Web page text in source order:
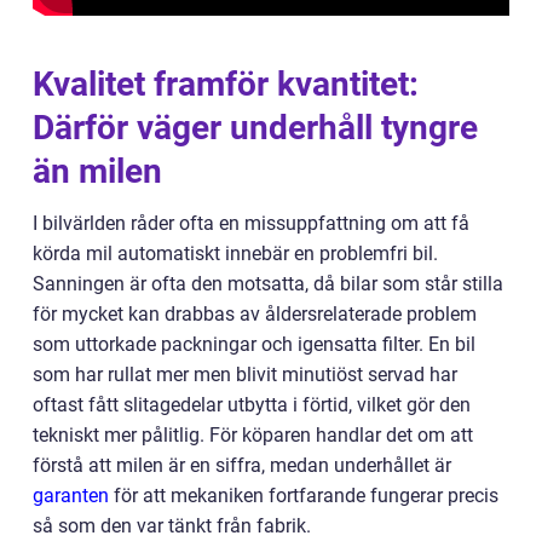
Kvalitet framför kvantitet:
Därför väger underhåll tyngre
än milen
I bilvärlden råder ofta en missuppfattning om att få
körda mil automatiskt innebär en problemfri bil.
Sanningen är ofta den motsatta, då bilar som står stilla
för mycket kan drabbas av åldersrelaterade problem
som uttorkade packningar och igensatta filter. En bil
som har rullat mer men blivit minutiöst servad har
oftast fått slitagedelar utbytta i förtid, vilket gör den
tekniskt mer pålitlig. För köparen handlar det om att
förstå att milen är en siffra, medan underhållet är
garanten för att mekaniken fortfarande fungerar precis
så som den var tänkt från fabrik.